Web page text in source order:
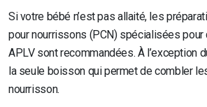
Si votre bébé n’est pas allaité, les
pour nourrissons (PCN) spécialisées pour
APLV sont recommandées. À l’exception
la seule boisson qui permet de combler
nourrisson.